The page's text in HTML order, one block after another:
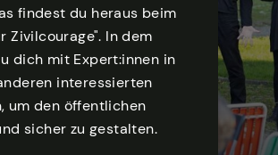
findest du heraus beim
Zivilcourage". In dem
dich mit Expert:innen in
interessierten
um den öffentlichen
sicher zu gestalten.